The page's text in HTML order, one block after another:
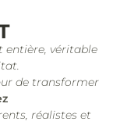
entière, véritable
de transformer
réalistes et